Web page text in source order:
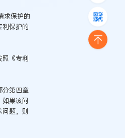
求保护的
利保护的
照《专利
分第四章
果该问
题，则